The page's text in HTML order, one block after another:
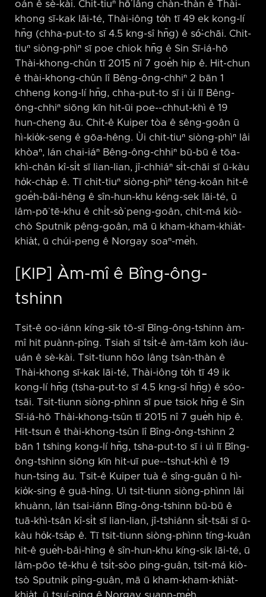
oán ê sè-kài. Chit-tiuⁿ hō͘ lâng chàn-thàn ê Thài-
khong sī-kak lāi-té, Thài-iông to̍h tī 49 ek kong-lí
hn̄g (chha-put-to sī 4.5 kng-sî hn̄g) ê só͘-chāi. Chit-
tiuⁿ siòng-phìⁿ sī poe chiok hn̄g ê Sin Sī-iá-hō
Thài-khong-chûn tī 2015 nî 7 goe̍h hip ê. Hit-chun
ê thài-khong-chûn lî Bêng-ông-chhiⁿ 2 bān 1
chheng kong-lí hn̄g, chha-put-to sī i ùi lī Bêng-
ông-chhiⁿ siōng kīn hit-ūi poe-⁠-chhut-khì ê 19
hun-cheng āu. Chit-ê Kuiper tòa ê sêng-goân ū
hì-kio̍k-seng ê gōa-hêng. Ùi chit-tiuⁿ siòng-phìⁿ lâi
khòaⁿ, lán chai-iáⁿ Bêng-ông-chhiⁿ bū-bū ê tōa-
khì-chân kî-si̍t sī lian-lian, jî-chhiáⁿ si̍t-chāi sī ū-kàu
ho̍k-cha̍p ê. Tī chit-tiuⁿ siòng-phìⁿ téng-koân hit-ê
goe̍h-bâi-hêng ê sîn-hun-khu kéng-sek lāi-té, ū
lâm-pō͘ tē-khu ê chi̍t-sò͘ peng-goân, chit-má kiò-
chò Sputnik pêng-goân, mā ū kham-kham-khia̍t-
khia̍t, ū chúi-peng ê Norgay soaⁿ-me̍h.
[KIP] Àm-mî ê Bîng-ông-
tshinn
Tsit-ê oo-iánn kíng-sik tō-sī Bîng-ông-tshinn àm-
mî hit puànn-pîng. Tsiah sī tsi̍t-ê àm-tām koh iâu-
uán ê sè-kài. Tsit-tiunn hōo lâng tsàn-thàn ê
Thài-khong sī-kak lāi-té, Thài-iông to̍h tī 49 ik
kong-lí hn̄g (tsha-put-to sī 4.5 kng-sî hn̄g) ê sóo-
tsāi. Tsit-tiunn siòng-phìnn sī pue tsiok hn̄g ê Sin
Sī-iá-hō Thài-khong-tsûn tī 2015 nî 7 gue̍h hip ê.
Hit-tsun ê thài-khong-tsûn lî Bîng-ông-tshinn 2
bān 1 tshing kong-lí hn̄g, tsha-put-to sī i uì lī Bîng-
ông-tshinn siōng kīn hit-uī pue-⁠-tshut-khì ê 19
hun-tsing āu. Tsit-ê Kuiper tuà ê sîng-guân ū hì-
kio̍k-sing ê guā-hîng. Uì tsit-tiunn siòng-phìnn lâi
khuànn, lán tsai-iánn Bîng-ông-tshinn bū-bū ê
tuā-khì-tsân kî-si̍t sī lian-lian, jî-tshiánn si̍t-tsāi sī ū-
kàu ho̍k-tsa̍p ê. Tī tsit-tiunn siòng-phìnn tíng-kuân
hit-ê gue̍h-bâi-hîng ê sîn-hun-khu kíng-sik lāi-té, ū
lâm-pōo tē-khu ê tsi̍t-sòo ping-guân, tsit-má kiò-
tsò Sputnik pîng-guân, mā ū kham-kham-khia̍t-